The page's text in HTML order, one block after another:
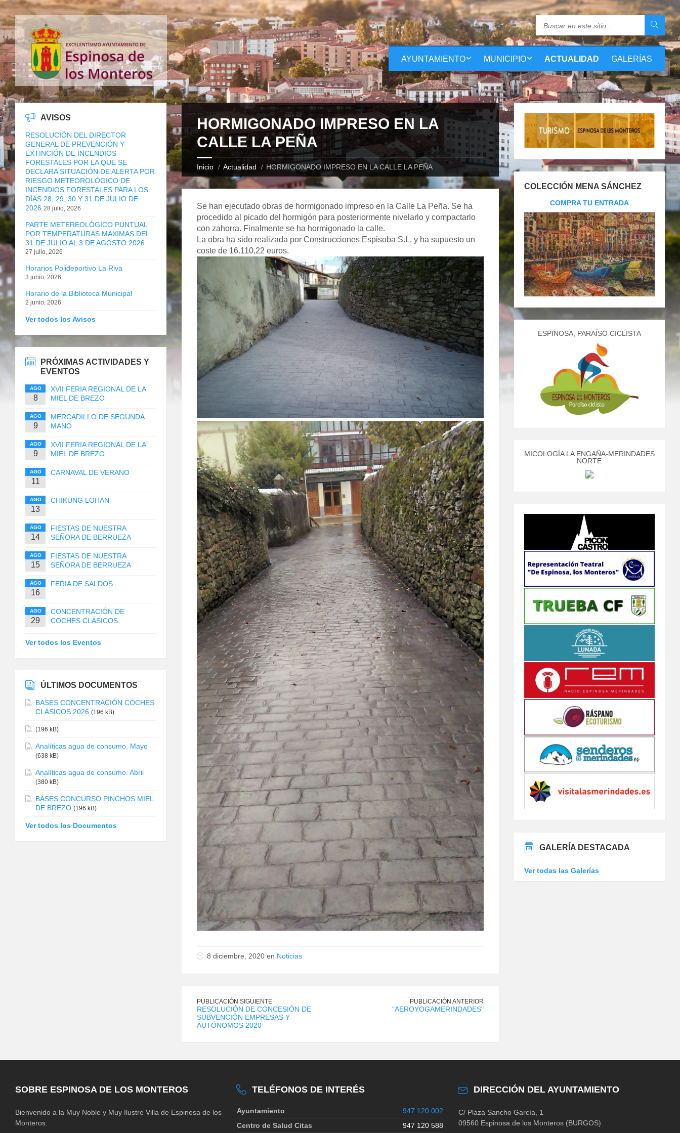
AYUNTAMIENTO MUNICIPIO ACTUALIDAD GALERÍAS
HORMIGONADO IMPRESO EN LA
CALLE LA PEÑA
Inicio Actualidad HORMIGONADO IMPRESO EN LA CALLE LA PEÑA
Se han ejecutado obras de hormigonado impreso en la Calle La Peña. Se ha
procedido al picado del hormigón para posteriormente nivelarlo y compactarlo
con zahorra. Finalmente se ha hormigonado la calle.
La obra ha sido realizada por Construcciones Espisoba S.L. y ha supuesto un
coste de 16.110,22 euros.
8 diciembre, 2020 en Noticias
PUBLICACIÓN SIGUIENTE
RESOLUCIÓN DE CONCESIÓN DE
SUBVENCIÓN EMPRESAS Y
AUTÓNOMOS 2020
PUBLICACIÓN ANTERIOR
"AEROYOGAMERINDADES"
AVISOS
RESOLUCIÓN DEL DIRECTOR
GENERAL DE PREVENCIÓN Y
EXTINCIÓN DE INCENDIOS
FORESTALES POR LA QUE SE
DECLARA SITUACIÓN DE ALERTA POR
RIESGO METEOROLÓGICO DE
INCENDIOS FORESTALES PARA LOS
DÍAS 28, 29, 30 Y 31 DE JULIO DE
2026 28 julio, 2026
PARTE METEREOLÓGICO PUNTUAL
POR TEMPERATURAS MÁXIMAS DEL
31 DE JULIO AL 3 DE AGOSTO 2026
27 julio, 2026
Horarios Polideportivo La Riva
3 junio, 2026
Horario de la Biblioteca Municipal
2 junio, 2026
Ver todos los Avisos
PRÓXIMAS ACTIVIDADES Y
EVENTOS
AGO
8
XVII FERIA REGIONAL DE LA
MIEL DE BREZO
AGO
9
MERCADILLO DE SEGUNDA
MANO
AGO
9
XVII FERIA REGIONAL DE LA
MIEL DE BREZO
AGO
11
CARNAVAL DE VERANO
AGO
13
CHIKUNG LOHAN
AGO
14
FIESTAS DE NUESTRA
SEÑORA DE BERRUEZA
AGO
15
FIESTAS DE NUESTRA
SEÑORA DE BERRUEZA
AGO
16
FERIA DE SALDOS
AGO
29
CONCENTRACIÓN DE
COCHES CLÁSICOS
Ver todos los Eventos
ÚLTIMOS DOCUMENTOS
BASES CONCENTRACIÓN COCHES
CLÁSICOS 2026 (196 kB)
(196 kB)
Analíticas agua de consumo. Mayo
(638 kB)
Analíticas agua de consumo. Abril
(380 kB)
BASES CONCURSO PINCHOS MIEL
DE BREZO (196 kB)
Ver todos los Documentos
COLECCIÓN MENA SÁNCHEZ
COMPRA TU ENTRADA
ESPINOSA, PARAÍSO CICLISTA
MICOLOGÍA LA ENGAÑA-MERINDADES
NORTE
GALERÍA DESTACADA
Ver todas las Galerías
SOBRE ESPINOSA DE LOS MONTEROS
Bienvenido a la Muy Noble y Muy Ilustre Villa de Espinosa de los
Monteros.
TELÉFONOS DE INTERÉS
Ayuntamiento
947 120 002
Centro de Salud Citas
947 120 588
DIRECCIÓN DEL AYUNTAMIENTO
C/ Plaza Sancho García, 1
09560 Espinosa de los Monteros (BURGOS)